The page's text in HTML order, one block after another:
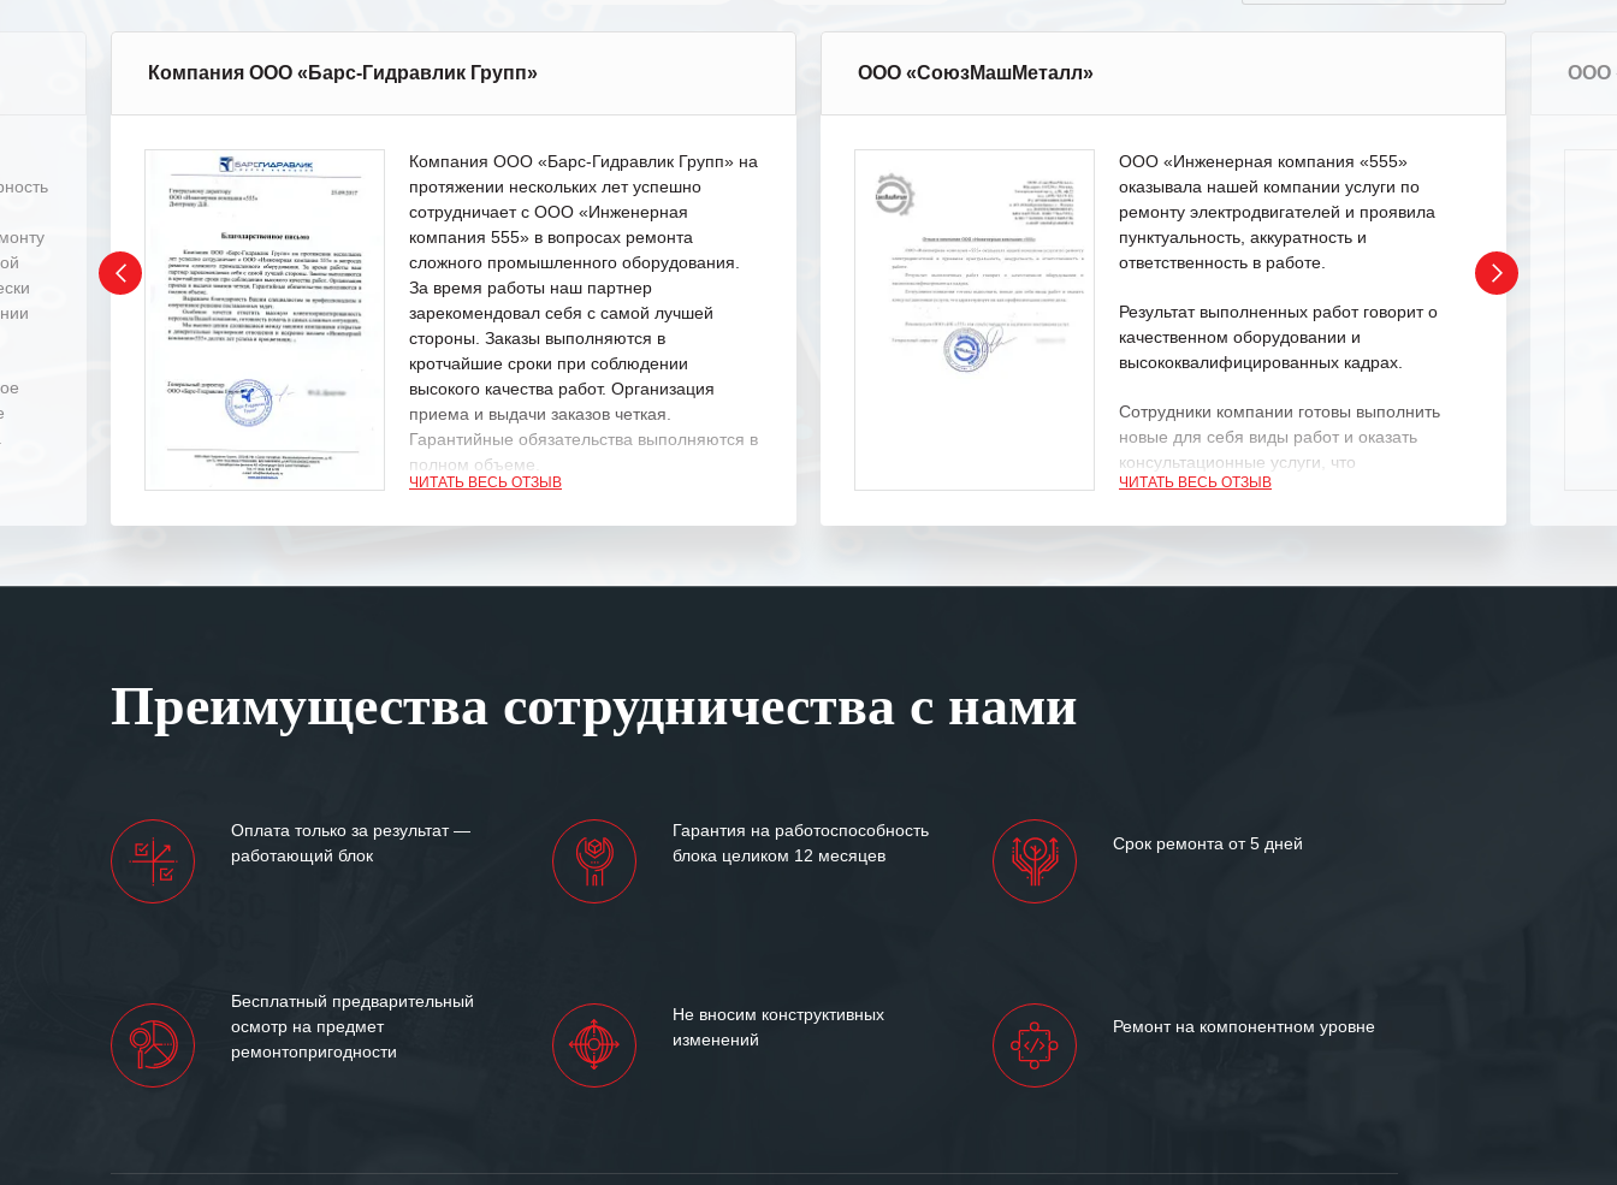
Компания ООО «Барс-Гидравлик Групп»
Компания ООО «Барс-Гидравлик Групп» на
протяжении нескольких лет успешно
сотрудничает с ООО «Инженерная
компания 555» в вопросах ремонта
сложного промышленного оборудования.
За время работы наш партнер
зарекомендовал себя с самой лучшей
стороны. Заказы выполняются в
кротчайшие сроки при соблюдении
высокого качества работ. Организация
приема и выдачи заказов четкая.
Гарантийные обязательства выполняются в
полном объеме.
Мы высоко ценим сложившиеся между
«555» долгих лет успеха и процветания.
ЧИТАТЬ ВЕСЬ ОТЗЫВ
ООО «СоюзМашМеталл»
ООО «Инженерная компания «555»
оказывала нашей компании услуги по
ремонту электродвигателей и проявила
пунктуальность, аккуратность и
ответственность в работе.
Результат выполненных работ говорит о
качественном оборудовании и
высококвалифицированных кадрах.
Сотрудники компании готовы выполнить
новые для себя виды работ и оказать
консультационные услуги, что
характеризует их как профессионалов
ответственного и надежного поставщика
ЧИТАТЬ ВЕСЬ ОТЗЫВ
ООО
Преимущества сотрудничества с нами
Оплата только за результат —
работающий блок
Гарантия на работоспособность
блока целиком 12 месяцев
Срок ремонта от 5 дней
Бесплатный предварительный
осмотр на предмет
ремонтопригодности
Не вносим конструктивных
изменений
Ремонт на компонентном уровне